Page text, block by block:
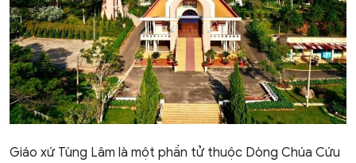
Giáo xứ Tùng Lâm là một phần tử thuộc Dòng Chúa Cứu